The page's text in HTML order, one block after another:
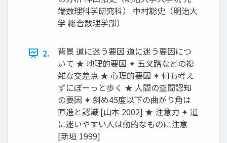
端数理科学研究科） 中村聡史（明治大
学 総合数理学部）
2.
背景 道に迷う要因 道に迷う要因につ
いて ★ 地理的要因 ✦ 五叉路などの複
雑な交差点 ★ 心理的要因 ✦ 何も考え
ずにぼーっと歩く ★ 人間の空間認知
の要因 ✦ 斜め45度以下の曲がり角は
直進と認識 [山本 2002] ★ 注意力 ✦ 道
に迷いやすい人は動的なものに注意
[新垣 1999]